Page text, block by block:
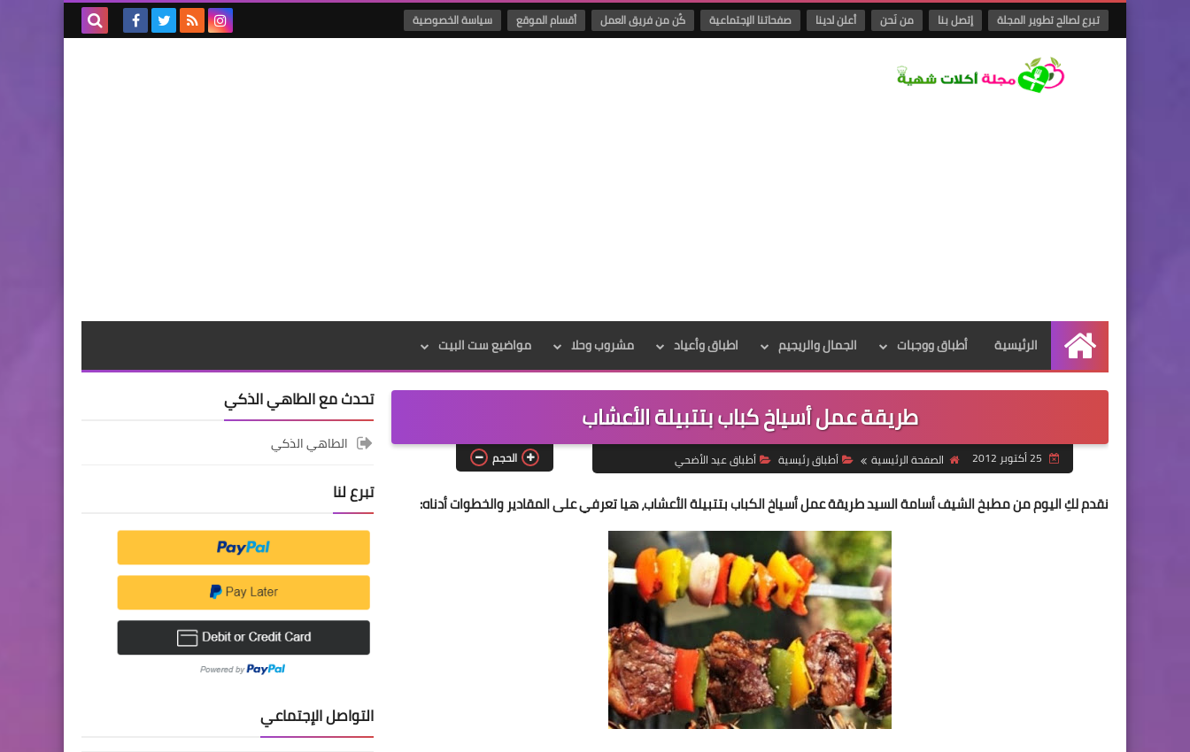
تبرع لصالح تطوير المجلة إتصل بنا من نَحن أعلن لدينا صفحاتنا الإجتماعية كُن من فريق العمل أقسام الموقع سياسة الخصوصية
الرئيسية
الرئيسية أطباق ووجبات الجمال والريجيم اطباق وأعياد مشروب وحلا مواضيع ست البيت
طريقة عمل أسياخ كباب بتتبيلة الأعشاب
الصفحة الرئيسية أطباق رئيسية أطباق عيد الأضحي الحجم
نقدم لكِ اليوم من مطبخ الشيف أسامة السيد طريقة عمل أسياخ الكباب بتتبيلة الأعشاب، هيا تعرفي على المقادير والخطوات أدناه:
تحدث مع الطاهي الذكي
الطاهي الذكي
تبرع لنا
التواصل الإجتماعي